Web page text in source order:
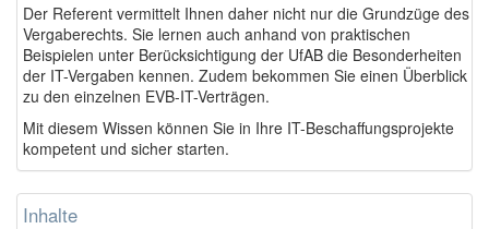
Der Referent vermittelt Ihnen daher nicht nur die Grundzüge des
Vergaberechts. Sie lernen auch anhand von praktischen
Beispielen unter Berücksichtigung der UfAB die Besonderheiten
der IT-Vergaben kennen. Zudem bekommen Sie einen Überblick
zu den einzelnen EVB-IT-Verträgen.
Mit diesem Wissen können Sie in Ihre IT-Beschaffungsprojekte
kompetent und sicher starten.
Inhalte